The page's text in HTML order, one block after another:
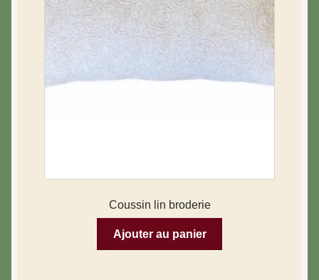
Coussin lin broderie
Ajouter au panier